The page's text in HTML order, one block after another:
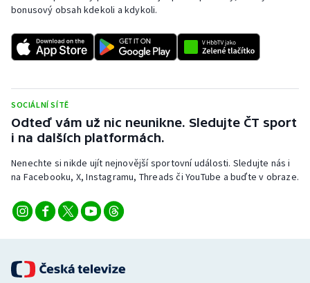
Short track
Sportovní střelba
Stolní tenis
Triatlon
Vodní slalom
bonusový obsah kdekoli a kdykoli.
SOCIÁLNÍ SÍTĚ
Odteď vám už nic neunikne. Sledujte ČT sport
i na dalších platformách.
Nenechte si nikde ujít nejnovější sportovní události. Sledujte nás i
na Facebooku, X, Instagramu, Threads či YouTube a buďte v obraze.